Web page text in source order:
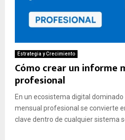
Estrategia y Crecimiento
Cómo crear un informe
profesional
En un ecosistema digital
mensual profesional se convierte
clave dentro de cualquier sistema